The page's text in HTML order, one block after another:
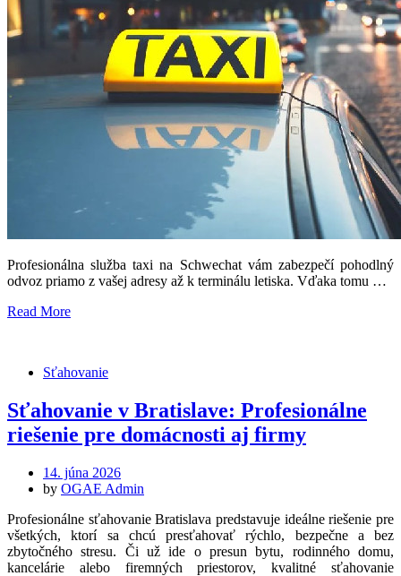
Profesionálna služba taxi na Schwechat vám zabezpečí pohodlný
odvoz priamo z vašej adresy až k terminálu letiska. Vďaka tomu …
Read More
Sťahovanie
Sťahovanie v Bratislave: Profesionálne
riešenie pre domácnosti aj firmy
Posted
on
14. júna 2026
by OGAE Admin
Profesionálne sťahovanie Bratislava predstavuje ideálne riešenie pre
všetkých, ktorí sa chcú presťahovať rýchlo, bezpečne a bez
zbytočného stresu. Či už ide o presun bytu, rodinného domu,
kancelárie alebo firemných priestorov, kvalitné sťahovanie